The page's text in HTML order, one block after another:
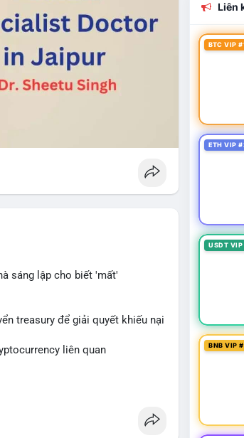
sáng lập cho biết 'mất'
treasury để giải quyết khiếu nại
liên quan
Liên
BTC VIP
ETH VIP
USDT
BNB VIP